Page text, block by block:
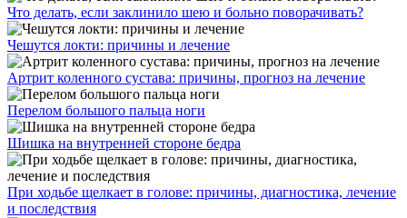
Что делать, если заклинило шею и больно поворачивать?
Чешутся локти: причины и лечение
Артрит коленного сустава: причины, прогноз на лечение
Перелом большого пальца ноги
Шишка на внутренней стороне бедра
При ходьбе щелкает в голове: причины, диагностика, лечение
и последствия